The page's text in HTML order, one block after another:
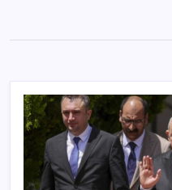
content